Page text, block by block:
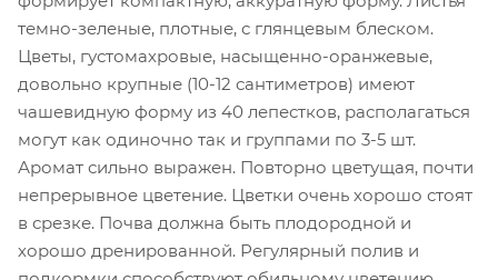
темно-зеленые, плотные, с глянцевым блеском.
Цветы, густомахровые, насыщенно-оранжевые,
довольно крупные (10-12 сантиметров) имеют
чашевидную форму из 40 лепестков, располагаться
могут как одиночно так и группами по 3-5 шт.
Аромат сильно выражен. Повторно цветущая, почти
непрерывное цветение. Цветки очень хорошо стоят
в срезке. Почва должна быть плодородной и
хорошо дренированной. Регулярный полив и